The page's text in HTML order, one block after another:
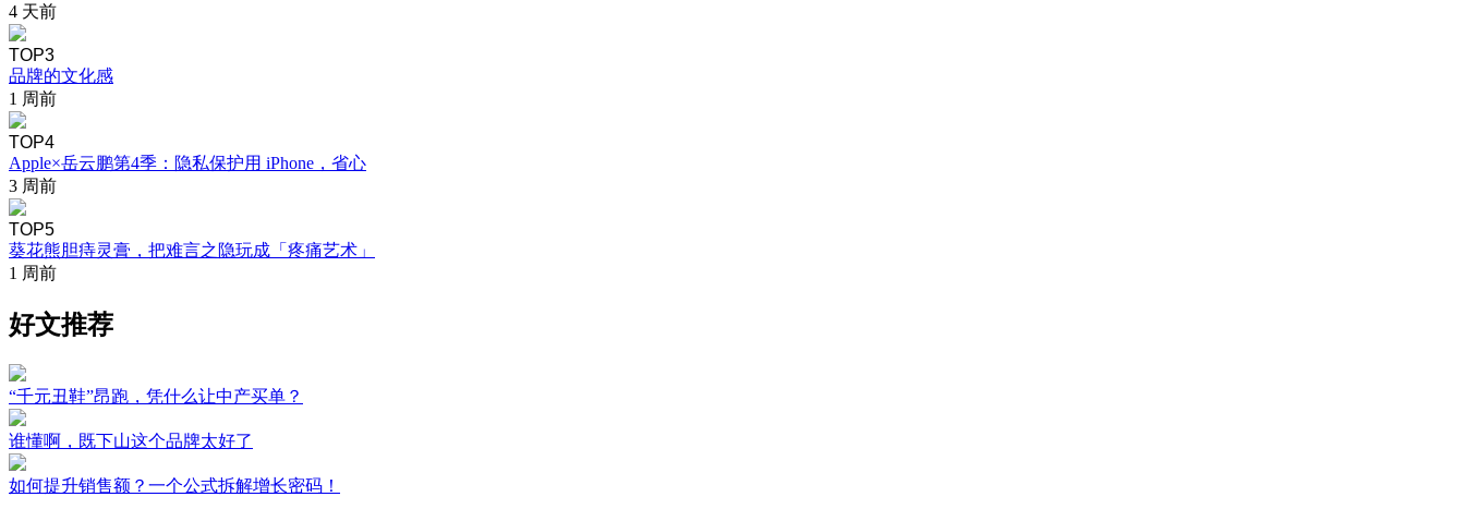
4 天前
TOP3
品牌的文化感
1 周前
TOP4
Apple×岳云鹏第4季：隐私保护用 iPhone，省心
3 周前
TOP5
葵花熊胆痔灵膏，把难言之隐玩成「疼痛艺术」
1 周前
好文推荐
“千元丑鞋”昂跑，凭什么让中产买单？
谁懂啊，既下山这个品牌太好了
如何提升销售额？一个公式拆解增长密码！